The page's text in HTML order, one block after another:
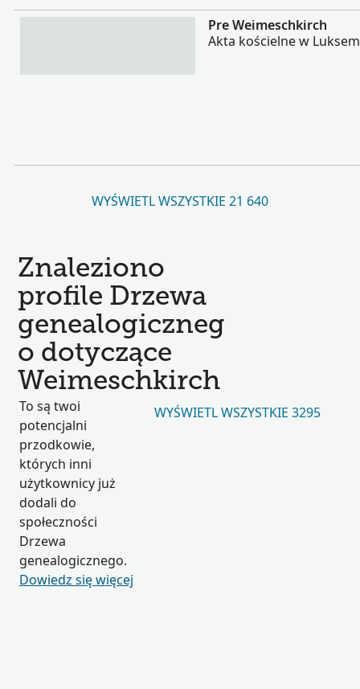
Pre Weimeschkirch
Akta kościelne w
WYŚWIETL WSZYSTKIE 21 640
Znaleziono
profile Drzewa
genealogiczneg
o dotyczące
Weimeschkirch
To są twoi
potencjalni
przodkowie,
których inni
użytkownicy już
dodali do
społeczności
Drzewa
genealogicznego.
Dowiedz się więcej
WYŚWIETL WSZYSTKIE 3295